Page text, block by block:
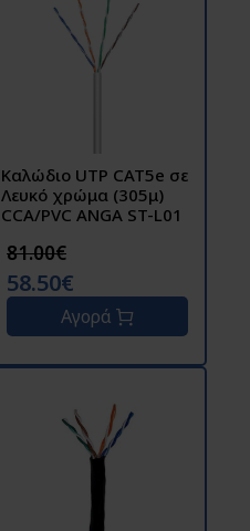
Καλώδιο UTP CAT5e σε
Λευκό χρώμα (305μ)
CCA/PVC ANGA ST-L01
81.00€
58.50€
Αγορά